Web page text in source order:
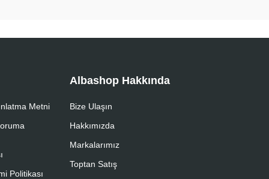
Metni
Politikası
Albashop Hakkında
Bize Ulaşın
Hakkımızda
Markalarımız
Toptan Satış